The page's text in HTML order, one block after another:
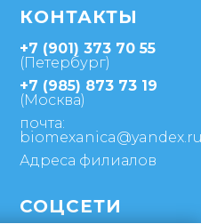
КОНТАКТЫ
+7 (901) 373 70 55
(Петербург)
+7 (985) 873 73 19
(Москва)
почта:
Адреса филиалов
СОЦСЕТИ